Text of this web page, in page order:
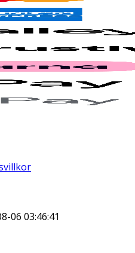
06 03:46:41